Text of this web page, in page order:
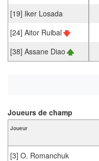
[19] Iker Losada
[24] Aitor Ruibal
[38] Assane Diao
Joueur
[3] O. Romanchuk
Joueurs de champ